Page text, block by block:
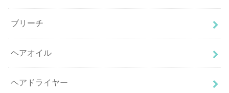
ブリーチ
ヘアオイル
ヘアドライヤー